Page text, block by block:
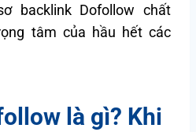
backlink Dofollow chất
tâm của hầu hết các
là gì? Khi